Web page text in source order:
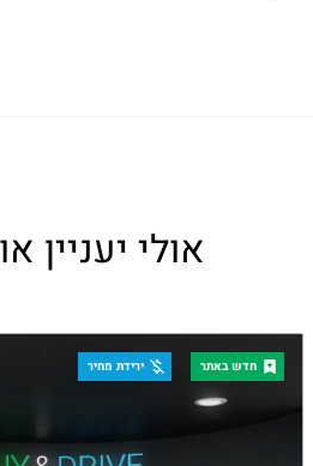
אולי יעניין
חדש באתר ירידת מחיר